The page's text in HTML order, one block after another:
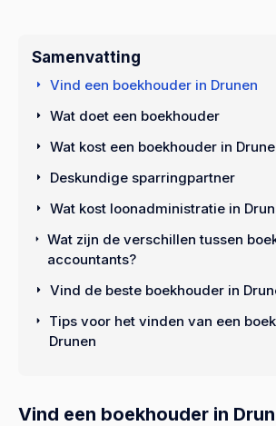
Vind een boekhouder in
Samenvatting
Vind een boekhouder in Drunen
Wat doet een boekhouder
Wat kost een boekhouder in
Deskundige sparringpartner
Wat kost loonadministratie in
Wat zijn de verschillen tussen
accountants?
Vind de beste boekhouder in
Tips voor het vinden van een
Drunen